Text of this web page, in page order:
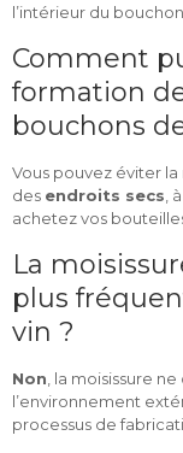
l’intérieur du bouchon.
Comment
formation
bouchons
Vous pouvez éviter
des endroits secs ,
achetez vos
La
plus
vin ?
Non , la moisissure
l’environnement
processus de